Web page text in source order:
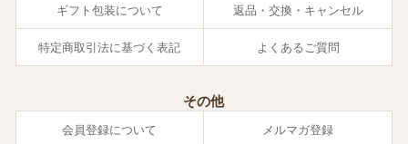
ギフト包装について 返品・交換・キャンセル
特定商取引法に基づく表記 よくあるご質問
その他
会員登録について メルマガ登録